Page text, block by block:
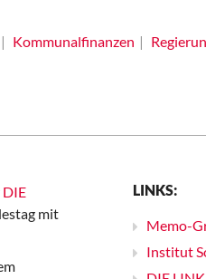
Kommunalfinanzen
DIE
mit
LINKS:
Memo-
Institut